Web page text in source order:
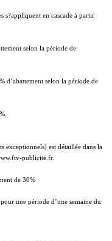
s?appliquent en cascade à partir
selon la période de
d’abattement selon la période de
exceptionnels) est détaillée dans la
publicite.fr.
de 30%
une période d’une semaine du